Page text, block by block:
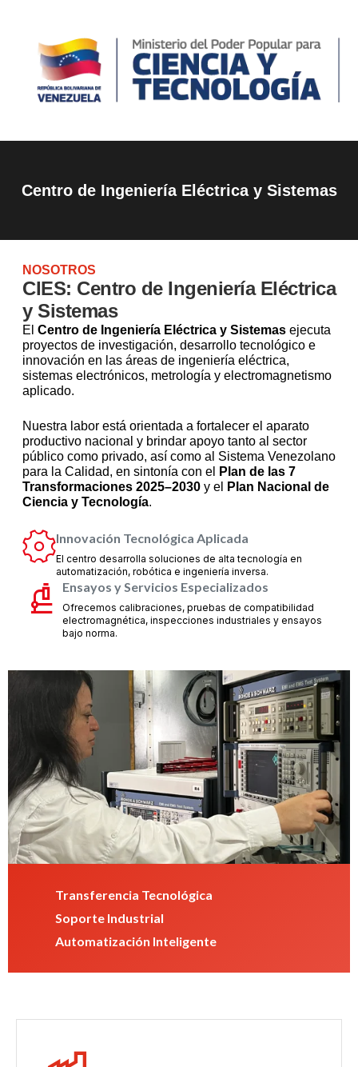
Centro de Ingeniería Eléctrica y Sistemas
NOSOTROS
CIES: Centro de Ingeniería Eléctrica
y Sistemas
El Centro de Ingeniería Eléctrica y Sistemas ejecuta
proyectos de investigación, desarrollo tecnológico e
innovación en las áreas de ingeniería eléctrica,
sistemas electrónicos, metrología y electromagnetismo
aplicado.
Nuestra labor está orientada a fortalecer el aparato
productivo nacional y brindar apoyo tanto al sector
público como privado, así como al Sistema Venezolano
para la Calidad, en sintonía con el
Plan de las 7
Transformaciones 2025–2030 y el
Plan Nacional de
Ciencia y Tecnología.
Innovación Tecnológica Aplicada
El centro desarrolla soluciones de alta tecnología en
automatización, robótica e ingeniería inversa.
Ensayos y Servicios Especializados
Ofrecemos calibraciones, pruebas de compatibilidad
electromagnética, inspecciones industriales y ensayos
bajo norma.
Transferencia Tecnológica
Soporte Industrial
Automatización Inteligente